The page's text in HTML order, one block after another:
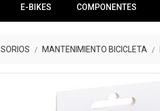
E-BIKES COMPONENTES
MANTENIMIENTO BICICLETA